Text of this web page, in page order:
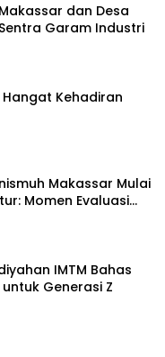
dan Desa
Garam Industri
Kehadiran
Makassar Mulai
Momen Evaluasi
IMTM Bahas
Generasi Z